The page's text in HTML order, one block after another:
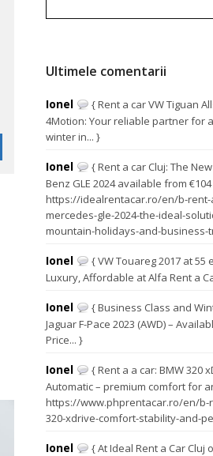
Ultimele comentarii
Ionel
{ Rent a car VW Tiguan
4Motion: Your reliable partner for
winter in... }
Ionel
{ Rent a car Cluj: The
Benz GLE 2024 available from
https://idealrentacar.ro/en/b-rent-
mercedes-gle-2024-the-ideal-
mountain-holidays-and-business-
Ionel
{ VW Touareg 2017 at 55
Luxury, Affordable at Alfa Rent a
Ionel
{ Business Class and
Jaguar F-Pace 2023 (AWD) –
Price... }
Ionel
{ Rent a a car: BMW 320
Automatic – premium comfort for
https://www.phprentacar.ro/en/b-
320-xdrive-comfort-stability-and-
Ionel
{ At Ideal Rent a Car Cluj